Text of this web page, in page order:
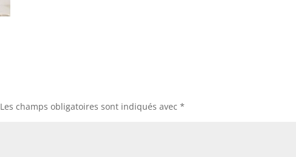
Les champs obligatoires sont indiqués avec *